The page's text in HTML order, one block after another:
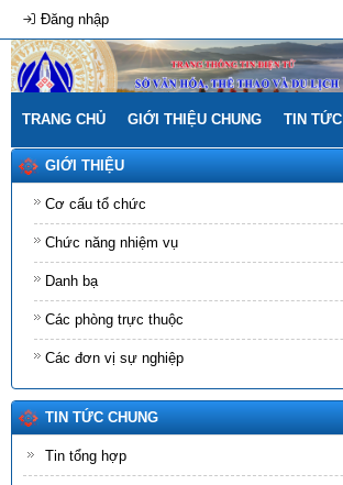
Đăng nhập
TRANG CHỦ GIỚI THIỆU CHUNG TIN TỨC
GIỚI THIỆU
Cơ cấu tổ chức
Chức năng nhiệm vụ
Danh bạ
Các phòng trực thuộc
Các đơn vị sự nghiệp
TIN TỨC CHUNG
Tin tổng hợp